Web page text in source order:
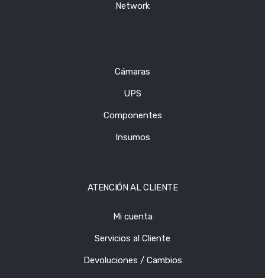
Network
Cámaras
UPS
Componentes
Insumos
ATENCIÓN AL CLIENTE
Mi cuenta
Servicios al Cliente
Devoluciones / Cambios